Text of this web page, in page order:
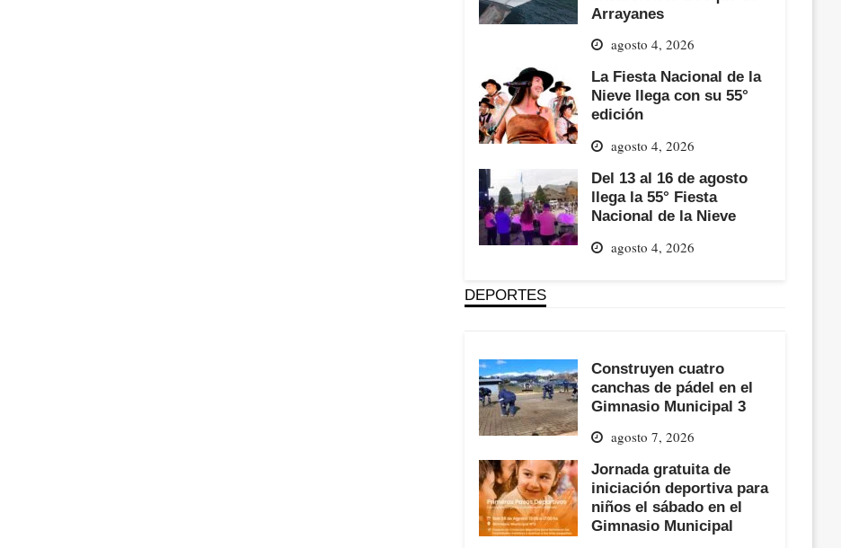
Arrayanes
agosto 4, 2026
La Fiesta Nacional de la
Nieve llega con su 55°
edición
agosto 4, 2026
Del 13 al 16 de agosto
llega la 55° Fiesta
Nacional de la Nieve
agosto 4, 2026
DEPORTES
Construyen cuatro
canchas de pádel en el
Gimnasio Municipal 3
agosto 7, 2026
Jornada gratuita de
iniciación deportiva para
niños el sábado en el
Gimnasio Municipal